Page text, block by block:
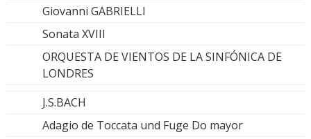
Giovanni GABRIELLI
Sonata XVIII
ORQUESTA DE VIENTOS DE LA SINFÓNICA DE
LONDRES
J.S.BACH
Adagio de Toccata und Fuge Do mayor